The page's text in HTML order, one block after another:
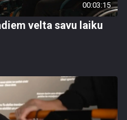
00:03:15
velta savu laiku